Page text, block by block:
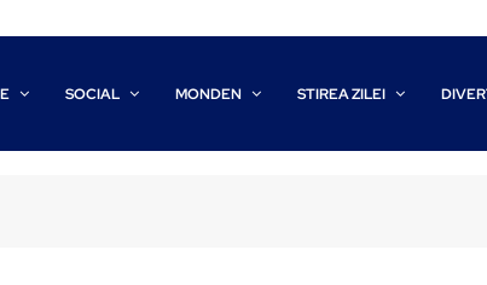
SOCIAL MONDEN STIREA ZILEI